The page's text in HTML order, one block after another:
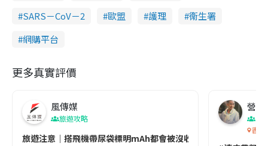
SARS－CoV－2
歐盟 護理
衞生署
網購平台
更多真實評價
風傳媒
旅遊攻略
旅遊注意｜搭飛機帶尿袋標明mAh都會被沒收😱出發前切記檢查
營養
香港